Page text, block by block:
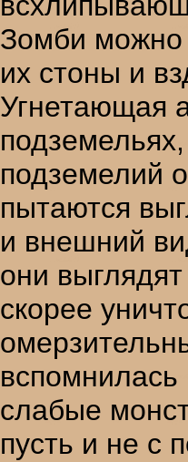
Зомби можно
их стоны и
Угнетающая
подземелий
пытаются
и внешний
они
скорее
слабые
пусть и не с